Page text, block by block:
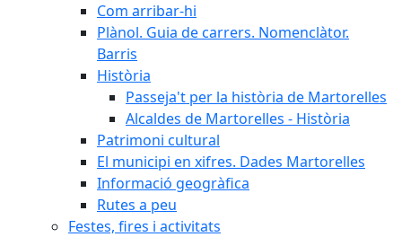
Com arribar-hi
Plànol. Guia de carrers. Nomenclàtor.
Barris
Història
Passeja't per la història de Martorelles
Alcaldes de Martorelles - Història
Patrimoni cultural
El municipi en xifres. Dades Martorelles
Informació geogràfica
Rutes a peu
Festes, fires i activitats